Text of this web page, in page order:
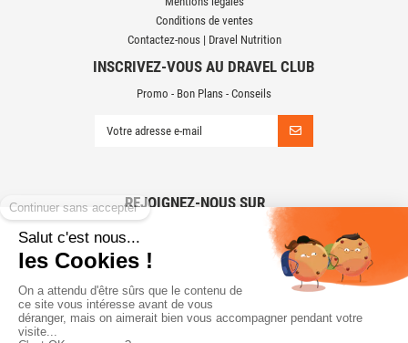
Conditions de ventes
Contactez-nous | Dravel Nutrition
CONTACTEZ-NOUS
INSCRIVEZ-VOUS AU DRAVEL CLUB
Promo - Bon Plans - Conseils
REJOIGNEZ-NOUS SUR
LES RÉSEAUX SOCIAUX